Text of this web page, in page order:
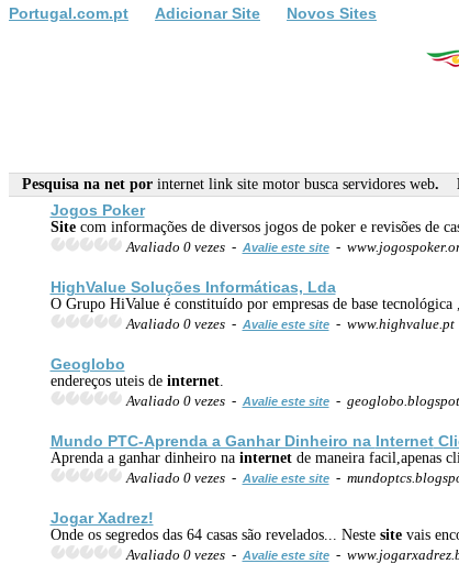
Portugal.com.pt Adicionar Site Novos Sites
Pesquisa na net por internet link site motor busca servidores web.
Jogos Poker
Sitecom informações de diversos jogos de poker e revisões de
Avaliado 0 vezes - Avalie este site-
HighValue Soluções Informáticas, Lda
O Grupo HiValue é constituído por empresas de base
Avaliado 0 vezes - Avalie este site- www.highvalue.pt
Geoglobo
endereços uteis de internet.
Avaliado 0 vezes - Avalie este site-
Mundo PTC-Aprenda a Ganhar Dinheiro na Internet
Aprenda a ganhar dinheiro na internetde maneira facil,apenas
Avaliado 0 vezes - Avalie este site-
Jogar Xadrez!
Onde os segredos das 64 casas são revelados... Neste sitevais
Avaliado 0 vezes - Avalie este site-